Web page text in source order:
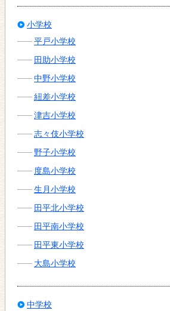
小学校
平戸小学校
田助小学校
中野小学校
紐差小学校
津吉小学校
志々伎小学校
野子小学校
度島小学校
生月小学校
田平北小学校
田平南小学校
田平東小学校
大島小学校
中学校